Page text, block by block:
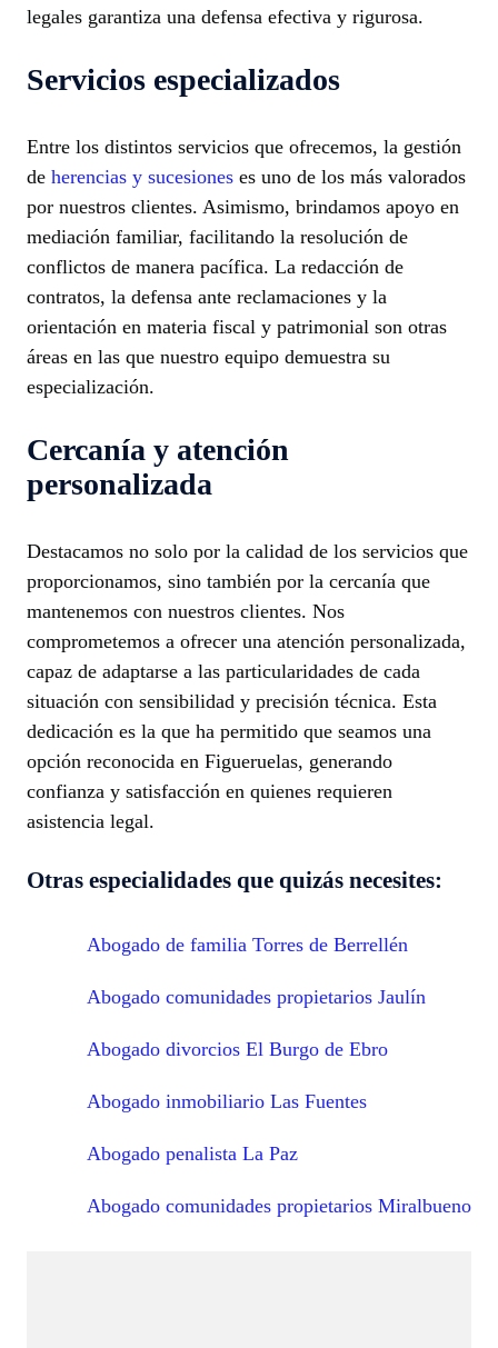
legales garantiza una defensa efectiva y rigurosa.
Servicios especializados
Entre los distintos servicios que ofrecemos, la gestión
de herencias y sucesiones es uno de los más valorados
por nuestros clientes. Asimismo, brindamos apoyo en
mediación familiar, facilitando la resolución de
conflictos de manera pacífica. La redacción de
contratos, la defensa ante reclamaciones y la
orientación en materia fiscal y patrimonial son otras
áreas en las que nuestro equipo demuestra su
especialización.
Cercanía y atención
personalizada
Destacamos no solo por la calidad de los servicios que
proporcionamos, sino también por la cercanía que
mantenemos con nuestros clientes. Nos
comprometemos a ofrecer una atención personalizada,
capaz de adaptarse a las particularidades de cada
situación con sensibilidad y precisión técnica. Esta
dedicación es la que ha permitido que seamos una
opción reconocida en Figueruelas, generando
confianza y satisfacción en quienes requieren
asistencia legal.
Otras especialidades que quizás necesites:
Abogado de familia Torres de Berrellén
Abogado comunidades propietarios Jaulín
Abogado divorcios El Burgo de Ebro
Abogado inmobiliario Las Fuentes
Abogado penalista La Paz
Abogado comunidades propietarios Miralbueno